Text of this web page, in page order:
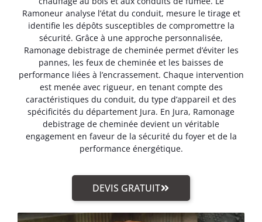
Ramoneur analyse l’état du conduit, mesure le tirage et
identifie les dépôts susceptibles de compromettre la
sécurité. Grâce à une approche personnalisée,
Ramonage debistrage de cheminée permet d’éviter les
pannes, les feux de cheminée et les baisses de
performance liées à l’encrassement. Chaque intervention
est menée avec rigueur, en tenant compte des
caractéristiques du conduit, du type d’appareil et des
spécificités du département Jura. En Jura, Ramonage
debistrage de cheminée devient un véritable
engagement en faveur de la sécurité du foyer et de la
performance énergétique.
DEVIS GRATUIT